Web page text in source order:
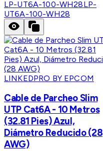
LP-UT6A-100-WH28LP-
UT6A-100-WH28
LINKEDPRO BY EPCOM
Cable de Parcheo Slim
UTP Cat6A - 10 Metros
(32.81 Pies) Azul,
Diámetro Reducido (28
AWG)